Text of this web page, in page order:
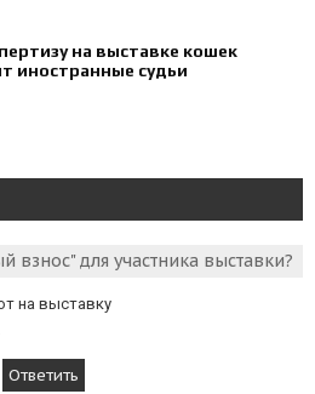
на выставке кошек
иностранные судьи
взнос" для участника выставки?
на выставку